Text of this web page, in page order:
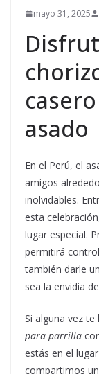
mayo 31, 2025
asado
En el Perú, el
amigos
inolvidables.
esta
lugar especial.
permitirá
también darle
sea la envidia
Si alguna vez
para parrilla
estás en el
compartimos